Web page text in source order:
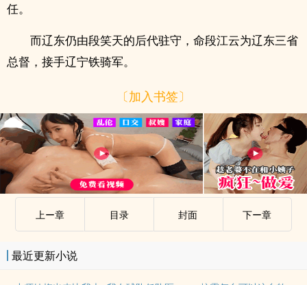
任。
而辽东仍由段笑天的后代驻守，命段江云为辽东三省
总督，接手辽宁铁骑军。
〔加入书签〕
上ー章 目录 封面 下ー章
最近更新小说